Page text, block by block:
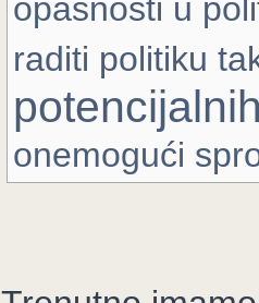
opasnosti u
raditi politiku
onemogući